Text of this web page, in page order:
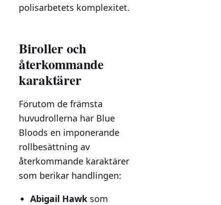
polisarbetets komplexitet.
Biroller och
återkommande
karaktärer
Förutom de främsta
huvudrollerna har Blue
Bloods en imponerande
rollbesättning av
återkommande karaktärer
som berikar handlingen:
Abigail Hawk som